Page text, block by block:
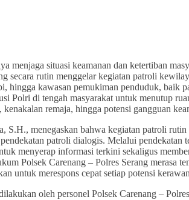
situasi keamanan dan ketertiban
secara rutin menggelar kegiatan patroli
hingga kawasan pemukiman penduduk, baik
Polri di tengah masyarakat untuk menutup
remaja, hingga potensi gangguan
S.H., menegaskan bahwa kegiatan patroli
patroli dialogis. Melalui pendekatan
menyerap informasi terkini sekaligus
Polsek Carenang – Polres Serang merasa
untuk merespons cepat setiap potensi
oleh personel Polsek Carenang –